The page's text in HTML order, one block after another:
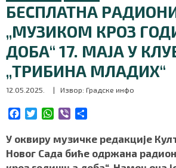
БЕСПЛАТНА
„МУЗИКОМ КРОЗ
ДОБА“ 17. МАЈА У
„ТРИБИНА МЛАДИХ“
12.05.2025. | Извор: Градске инфо
c
e
b
i
t
t
W
a
t
s
b
e
r
a
r
e
У оквиру музичке редакције
Новог Сада биће одржана
НОВИ САД
ПОДКАСТ
ЗЕЛЕНИ ГРАД
ВИДЕО
БЛОГ